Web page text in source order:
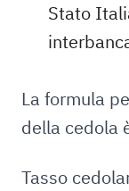
Stato
La formula
della cedola
Tasso